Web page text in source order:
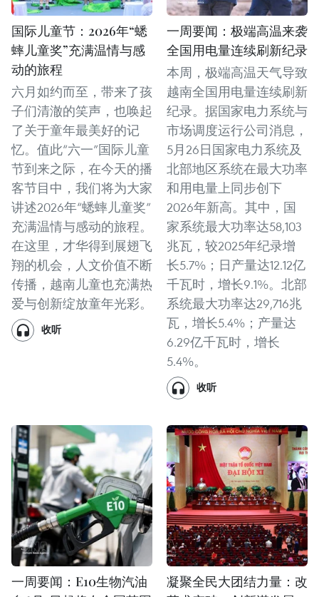
国际儿童节：2026年“蟋
蟀儿童奖”充满温情与感
动的旅程
六月如约而至，带来了孩
子们清澈的笑声，也唤起
了关于童年最美好的记
忆。值此“六一”国际儿童
节到来之际，在今天的播
客节目中，我们将为大家
讲述2026年“蟋蟀儿童奖”
充满温情与感动的旅程。
在这里，才华得到展翅飞
翔的机会，人文价值不断
传播，越南儿童也充满热
爱与创新绽放童年光彩。
收听
一周要闻：极端高温来袭
全国用电量连续刷新纪录
本周，极端高温天气导致
越南全国用电量连续刷新
纪录。据国家电力系统与
市场调度运行公司消息，
5月26日国家电力系统及
北部地区系统在最大功率
和用电量上同步创下
2026年新高。其中，国
家系统最大功率达58,103
兆瓦，较2025年纪录增
长5.7%；日产量达12.12亿
千瓦时，增长9.1%。北部
系统最大功率达29,716兆
瓦，增长5.4%；产量达
6.29亿千瓦时，增长
5.4%。
收听
一周要闻：E10生物汽油
凝聚全民大团结力量：改